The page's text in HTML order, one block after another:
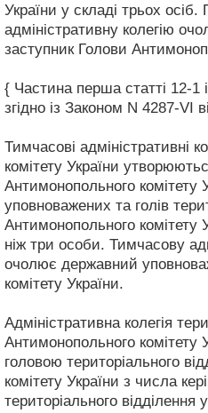
України у складі трьох осіб.
адміністративну колегію
заступник Голови
{ Частина перша статті 12-1
згідно із Законом N 4287-VI
Тимчасові адміністративні
комітету України
Антимонопольного комітету
уповноважених та голів
Антимонопольного комітету
ніж три особи. Тимчасову
очолює державний
комітету України.
Адміністративна колегія
Антимонопольного комітету
головою територіального
комітету України з числа
територіального